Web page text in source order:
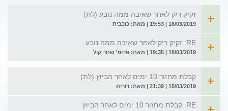
זקיק ריק לאחר שאיבה ממה נובע (לת)
16/03/2019 | 19:53 | מאת: כוכבית
RE: זקיק ריק לאחר שאיבה ממה נובע
18/03/2019 | 19:35 | מאת: פרופ' שחר קול
קבלת מחזור 10 ימים לאחר הביוץ (לת)
15/03/2019 | 21:39 | מאת: דורית
RE: קבלת מחזור 10 ימים לאחר הביוץ